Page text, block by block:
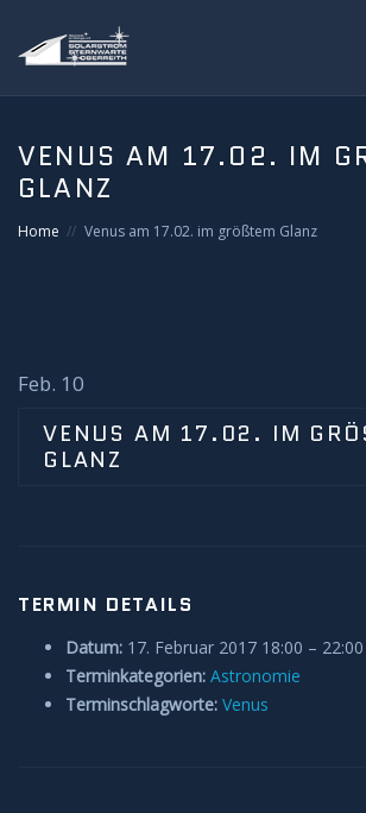
Verein
Astrofotografie
Mitgliederbereich
VENUS AM 17.02. IM
LANZ
Home Venus am 17.02. im größtem Glanz
Feb. 10
VENUS AM 17.02. IM
LANZ
TERMIN DETAILS
Datum: 17. Februar 2017 18:00 – 22:00
Terminkategorien: Astronomie
Terminschlagworte: Venus